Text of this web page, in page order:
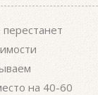
на 40-60